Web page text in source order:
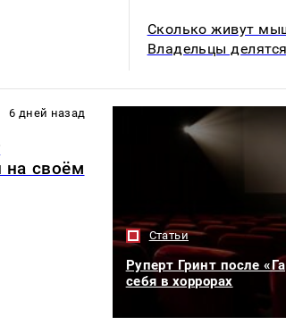
Сколько живут
Владельцы
6 дней назад
на своём
Статьи
Руперт Гринт после
себя в хоррорах